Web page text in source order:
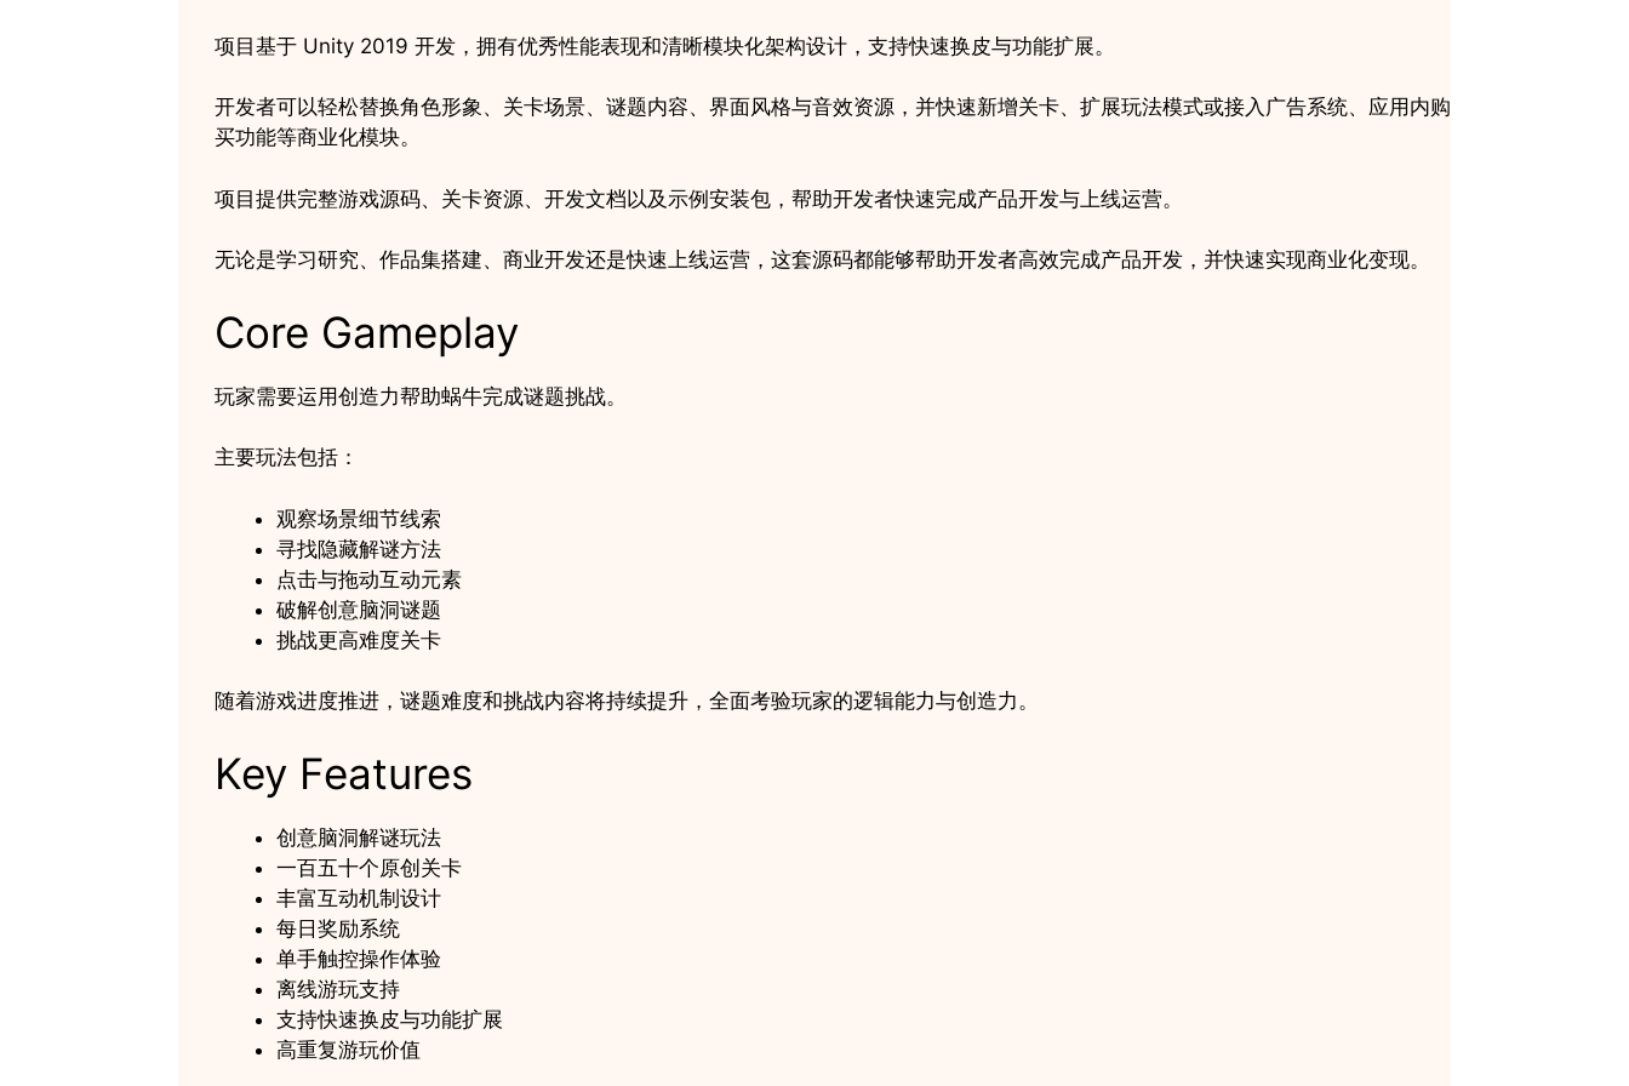
项目基于 Unity 2019 开发，拥有优秀性能表现和清晰模块化架构设计，支持快速换皮与功能扩展。
开发者可以轻松替换角色形象、关卡场景、谜题内容、界面风格与音效资源，并快速新增关卡、扩展玩法模式或接入广告系统、应用内购
买功能等商业化模块。
项目提供完整游戏源码、关卡资源、开发文档以及示例安装包，帮助开发者快速完成产品开发与上线运营。
无论是学习研究、作品集搭建、商业开发还是快速上线运营，这套源码都能够帮助开发者高效完成产品开发，并快速实现商业化变现。
Core Gameplay
玩家需要运用创造力帮助蜗牛完成谜题挑战。
主要玩法包括：
观察场景细节线索
寻找隐藏解谜方法
点击与拖动互动元素
破解创意脑洞谜题
挑战更高难度关卡
随着游戏进度推进，谜题难度和挑战内容将持续提升，全面考验玩家的逻辑能力与创造力。
Key Features
创意脑洞解谜玩法
一百五十个原创关卡
丰富互动机制设计
每日奖励系统
单手触控操作体验
离线游玩支持
支持快速换皮与功能扩展
高重复游玩价值